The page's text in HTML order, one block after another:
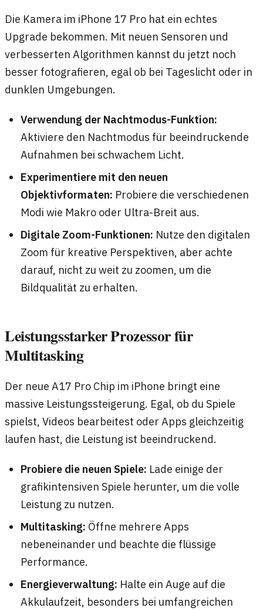
Die Kamera im iPhone 17 Pro hat ein echtes
Upgrade bekommen. Mit neuen Sensoren und
verbesserten Algorithmen kannst du jetzt noch
besser fotografieren, egal ob bei Tageslicht oder in
dunklen Umgebungen.
Verwendung der Nachtmodus-Funktion:
Aktiviere den Nachtmodus für beeindruckende
Aufnahmen bei schwachem Licht.
Experimentiere mit den neuen
Objektivformaten: Probiere die verschiedenen
Modi wie Makro oder Ultra-Breit aus.
Digitale Zoom-Funktionen: Nutze den digitalen
Zoom für kreative Perspektiven, aber achte
darauf, nicht zu weit zu zoomen, um die
Bildqualität zu erhalten.
Leistungsstarker Prozessor für
Multitasking
Der neue A17 Pro Chip im iPhone bringt eine
massive Leistungssteigerung. Egal, ob du Spiele
spielst, Videos bearbeitest oder Apps gleichzeitig
laufen hast, die Leistung ist beeindruckend.
Probiere die neuen Spiele: Lade einige der
grafikintensiven Spiele herunter, um die volle
Leistung zu nutzen.
Multitasking: Öffne mehrere Apps
nebeneinander und beachte die flüssige
Performance.
Energieverwaltung: Halte ein Auge auf die
Akkulaufzeit, besonders bei umfangreichen